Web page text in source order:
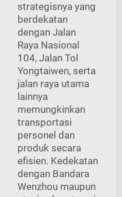
strategisnya yang
berdekatan
dengan Jalan
Raya Nasional
104, Jalan Tol
Yongtaiwen, serta
jalan raya utama
lainnya
memungkinkan
transportasi
personel dan
produk secara
efisien. Kedekatan
dengan Bandara
Wenzhou maupun